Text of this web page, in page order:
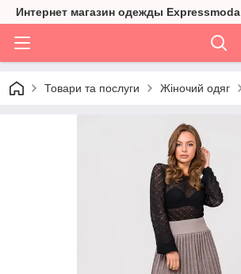
Интернет магазин одежды Expressmoda
Товари та послуги Жіночий одяг